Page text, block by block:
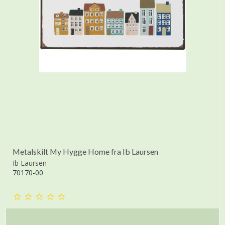
Metalskilt My Hygge Home fra Ib Laursen
Ib Laursen
70170-00